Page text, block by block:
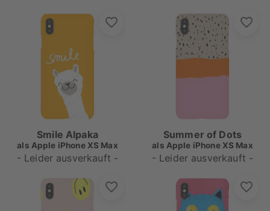
Smile Alpaka
als Apple iPhone XS Max
- Leider ausverkauft -
Summer of Dots
als Apple iPhone XS Max
- Leider ausverkauft -